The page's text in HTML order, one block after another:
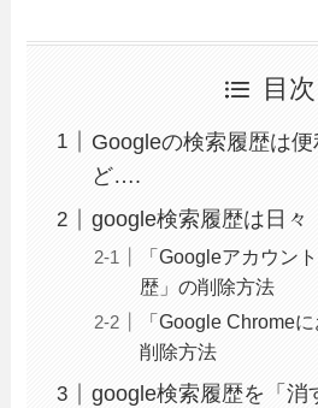
目次
Googleの検索履歴は
ど….
google検索履歴は日々
「Googleアカウン
歴」の削除方法
「Google Chrome
削除方法
google検索履歴を「消